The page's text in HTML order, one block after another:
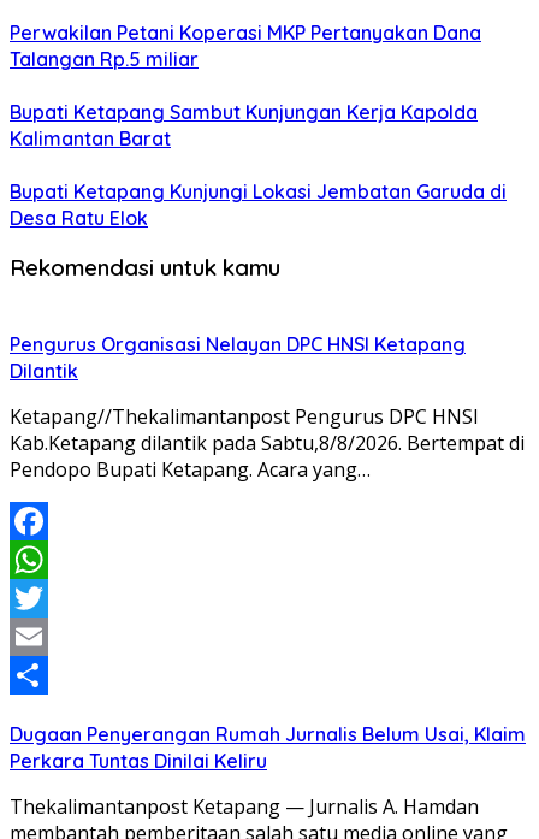
Perwakilan Petani Koperasi MKP Pertanyakan Dana
Talangan Rp.5 miliar
Bupati Ketapang Sambut Kunjungan Kerja Kapolda
Kalimantan Barat
Bupati Ketapang Kunjungi Lokasi Jembatan Garuda di
Desa Ratu Elok
Rekomendasi untuk kamu
Pengurus Organisasi Nelayan DPC HNSI Ketapang
Dilantik
Ketapang//Thekalimantanpost Pengurus DPC HNSI
Kab.Ketapang dilantik pada Sabtu,8/8/2026. Bertempat di
Pendopo Bupati Ketapang. Acara yang…
Facebook
WhatsApp
Twitter
Email
Dugaan Penyerangan Rumah Jurnalis Belum Usai, Klaim
Perkara Tuntas Dinilai Keliru
Thekalimantanpost Ketapang — Jurnalis A. Hamdan
membantah pemberitaan salah satu media online yang